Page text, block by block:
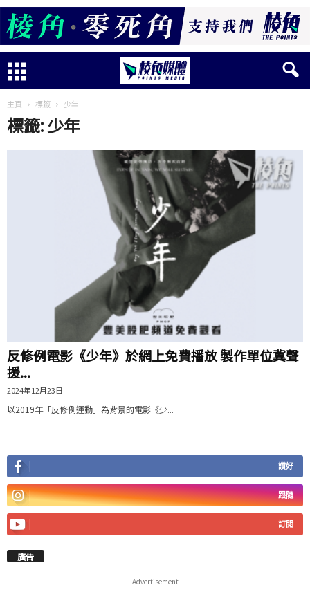
主頁 標籤 少年
標籤: 少年
反修例電影《少年》於網上免費播放 製作單位冀聲
援...
2024年12月23日
以2019年「反修例運動」為背景的電影《少...
讚好
跟隨
訂閱
廣告
- Advertisement -